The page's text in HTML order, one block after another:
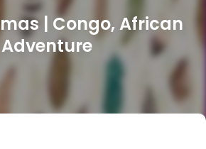
| Congo, African
Adventure